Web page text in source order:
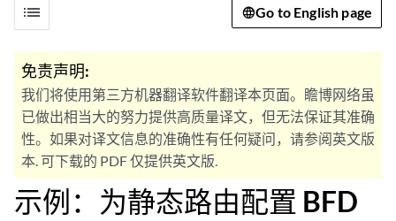
list Go to English page
免责声明:
我们将使用第三方机器翻译软件翻译本页面。瞻博网络虽
已做出相当大的努力提供高质量译文，但无法保证其准确
性。如果对译文信息的准确性有任何疑问，请参阅英文版
本. 可下载的 PDF 仅提供英文版.
示例：为静态路由配置 BFD